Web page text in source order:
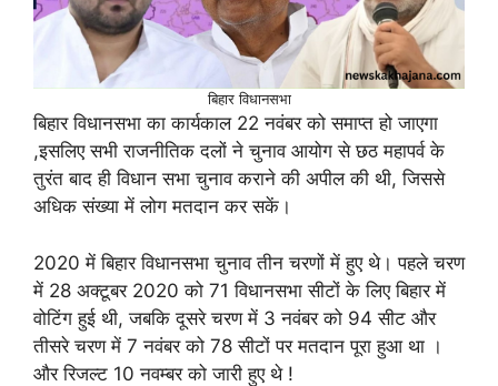
बिहार विधानसभा
बिहार विधानसभा का कार्यकाल 22 नवंबर को समाप्त हो जाएगा
,इसलिए सभी राजनीतिक दलों ने चुनाव आयोग से छठ महापर्व के
तुरंत बाद ही विधान सभा चुनाव कराने की अपील की थी, जिससे
अधिक संख्या में लोग मतदान कर सकें।
2020 में बिहार विधानसभा चुनाव तीन चरणों में हुए थे। पहले चरण
में 28 अक्टूबर 2020 को 71 विधानसभा सीटों के लिए बिहार में
वोटिंग हुई थी, जबकि दूसरे चरण में 3 नवंबर को 94 सीट और
तीसरे चरण में 7 नवंबर को 78 सीटों पर मतदान पूरा हुआ था ।
और रिजल्ट 10 नवम्बर को जारी हुए थे !